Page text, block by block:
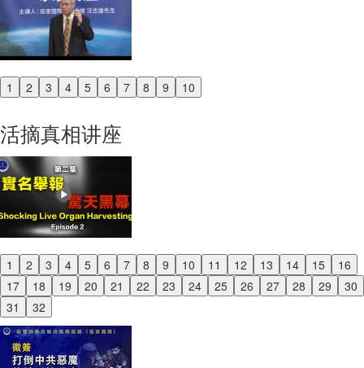
1 2 3 4 5 6 7 8 9 10
Previous
活摘真相讲座
1 2 3 4 5 6 7 8 9 10 11 12 13 14 15
16
17
18 19 20 21 22 23 24 25 26 27 28 29
30
31
32
Previous
Next